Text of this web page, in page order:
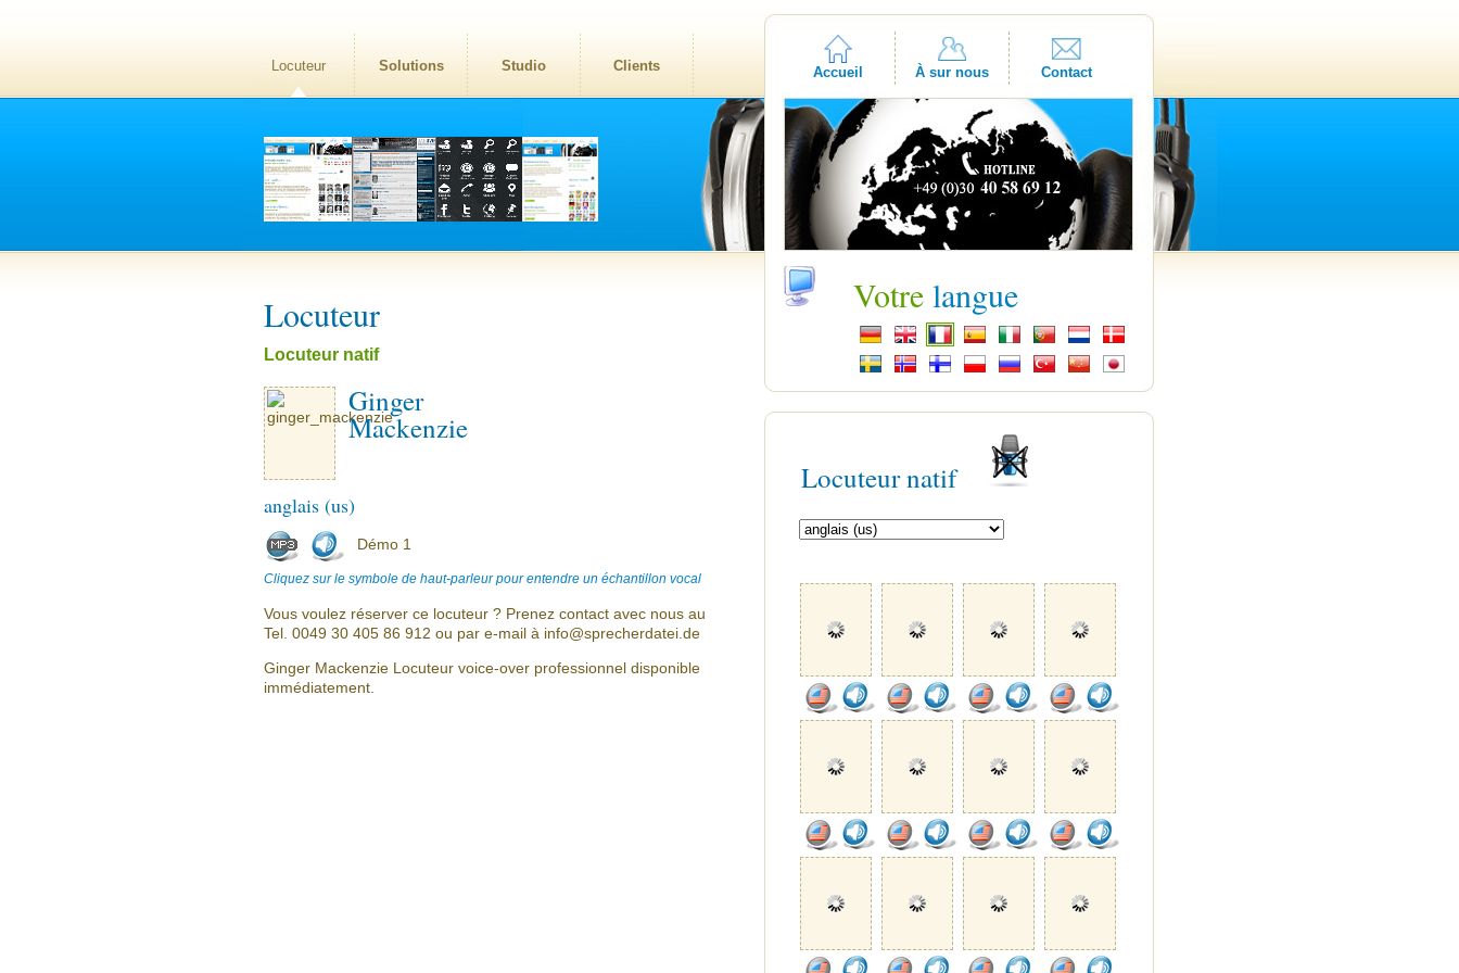
Locuteur Solutions Studio Clients Accueil À sur nous Contact
Locuteur
Locuteur natif
Ginger
Mackenzie
anglais (us)
Démo 1
Cliquez sur le symbole de haut-parleur pour entendre un échantillon vocal
Vous voulez réserver ce locuteur ? Prenez contact avec nous au
Tel. 0049 30 405 86 912 ou par e-mail à info@sprecherdatei.de
Ginger Mackenzie Locuteur voice-over professionnel disponible
immédiatement.
Votre langue
Locuteur natif